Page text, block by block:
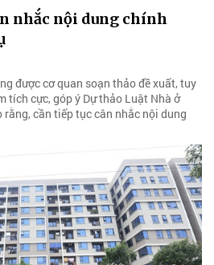
nhắc nội dung chính
được cơ quan soạn thảo đề xuất, tuy
tích cực, góp ý Dự thảo Luật Nhà ở
rằng, cần tiếp tục cân nhắc nội dung